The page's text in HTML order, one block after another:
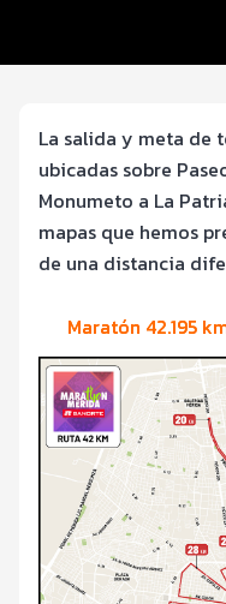
La salida y meta de
ubicadas sobre
Monumeto a La
mapas que hemos
de una distancia
Maratón 42.195